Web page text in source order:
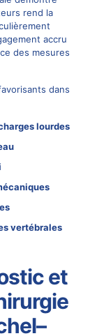
rend la
accru
des mesures
dans
lourdes
vertébrales
et